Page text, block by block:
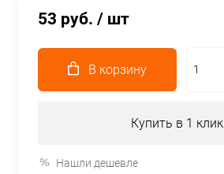
53 руб. / шт
В корзину
Купить в 1 клик
Нашли дешевле